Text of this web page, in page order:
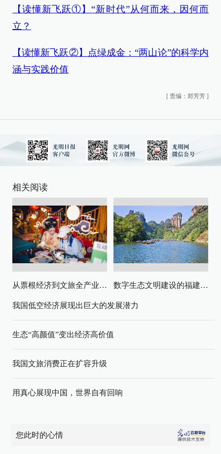
【读懂新飞跃①】“新时代”从何而来，因何而
立？
【读懂新飞跃②】点绿成金：“两山论”的科学内
涵与实践价值
[ 责编：郑芳芳 ]
相关阅读
从票根经济到文旅全产业链升级 数字生态文明建设的福建路径与启示
我国低空经济展现出巨大的发展潜力
生态“高颜值”变出经济高价值
我国文旅消费正在扩容升级
用真心展现中国，世界自有回响
您此时的心情